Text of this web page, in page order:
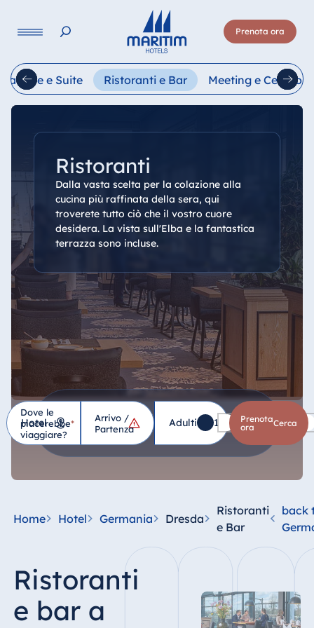
Prenota ora
English Français
Camere e Suite Ristoranti e Bar Meeting e
Ristoranti
Dalla vasta scelta per la colazione alla
cucina più raffinata della sera, qui
troverete tutto ciò che il vostro cuore
desidera. La vista sull'Elba e la fantastica
terrazza sono incluse.
Dove le
piacerebbe
viaggiare?
*
Hotel
Hotel Bad
Wildungen
proArte Hotel
Berlin
Arrivo /
Partenza
Adulti 1 Bambini 0
Prenota
ora
cerca
Home Hotel Germania Dresda
Ristoranti
e Bar
back
Ristoranti
e bar a